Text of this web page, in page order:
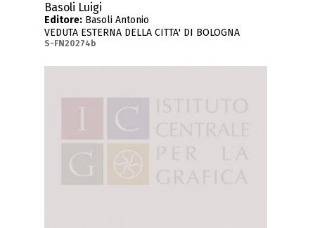
Basoli Luigi
Editore: Basoli Antonio
VEDUTA ESTERNA DELLA CITTA' DI BOLOGNA
S-FN20274b